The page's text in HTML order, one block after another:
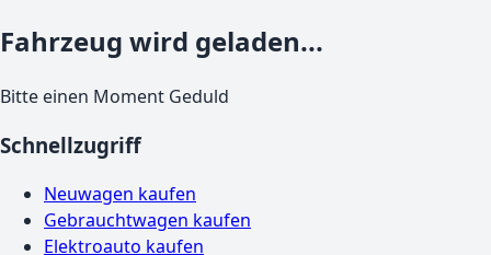
Fahrzeug wird geladen...
Bitte einen Moment Geduld
Schnellzugriff
Neuwagen kaufen
Gebrauchtwagen kaufen
Elektroauto kaufen